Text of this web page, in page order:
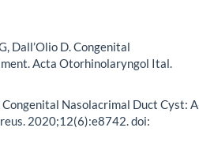
Dall’Olio D. Congenital
Acta Otorhinolaryngol Ital.
Nasolacrimal Duct Cyst: A
2020;12(6):e8742. doi: